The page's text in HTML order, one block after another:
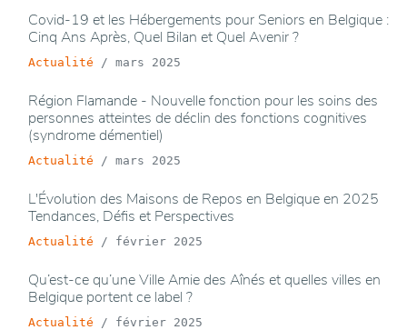
Covid-19 et les Hébergements pour Seniors en Belgique :
Cinq Ans Après, Quel Bilan et Quel Avenir ?
Actualité / mars 2025
Région Flamande - Nouvelle fonction pour les soins des
personnes atteintes de déclin des fonctions cognitives
(syndrome démentiel)
Actualité / mars 2025
L'Évolution des Maisons de Repos en Belgique en 2025
Tendances, Défis et Perspectives
Actualité / février 2025
Qu’est-ce qu’une Ville Amie des Aînés et quelles villes en
Belgique portent ce label ?
Actualité / février 2025